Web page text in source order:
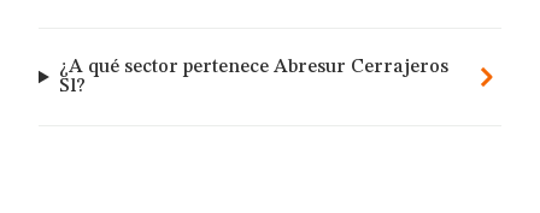
¿A qué sector pertenece Abresur Cerrajeros
Sl?